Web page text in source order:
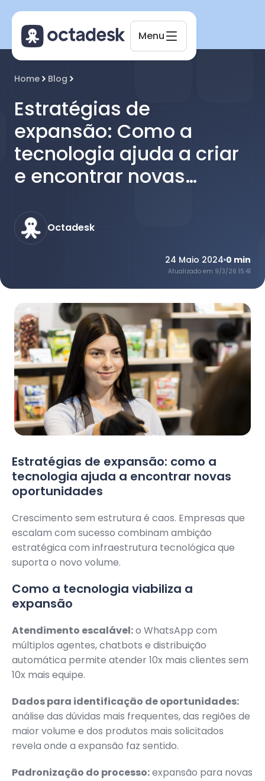
Menu
Home Blog
Estratégias de
expansão: Como a
tecnologia ajuda a criar
e encontrar novas
crescimento
Octadesk
24 Maio 2024 0 min
Atualizado em 9/3/26 15:41
Estratégias de expansão: como a
tecnologia ajuda a encontrar novas
oportunidades
Crescimento sem estrutura é caos. Empresas que
escalam com sucesso combinam ambição
estratégica com infraestrutura tecnológica que
suporta o novo volume.
Como a tecnologia viabiliza a
expansão
Atendimento escalável:o WhatsApp com
múltiplos agentes, chatbots e distribuição
automática permite atender 10x mais clientes sem
10x mais equipe.
Dados para identificação de oportunidades:
análise das dúvidas mais frequentes, das regiões de
maior volume e dos produtos mais solicitados
revela onde a expansão faz sentido.
Padronização do processo:expansão para novas
Octadesk
Online agora